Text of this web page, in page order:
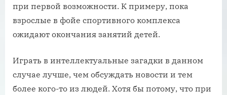
при первой возможности. К примеру, пока
взрослые в фойе спортивного комплекса
ожидают окончания занятий детей.
Играть в интеллектуальные загадки в данном
случае лучше, чем обсуждать новости и тем
более кого-то из людей. Хотя бы потому, что при